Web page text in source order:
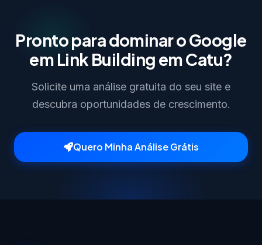
Pronto para dominar o Google
em Link Building em Catu?
Solicite uma análise gratuita do seu site e
descubra oportunidades de crescimento.
Quero Minha Análise Grátis